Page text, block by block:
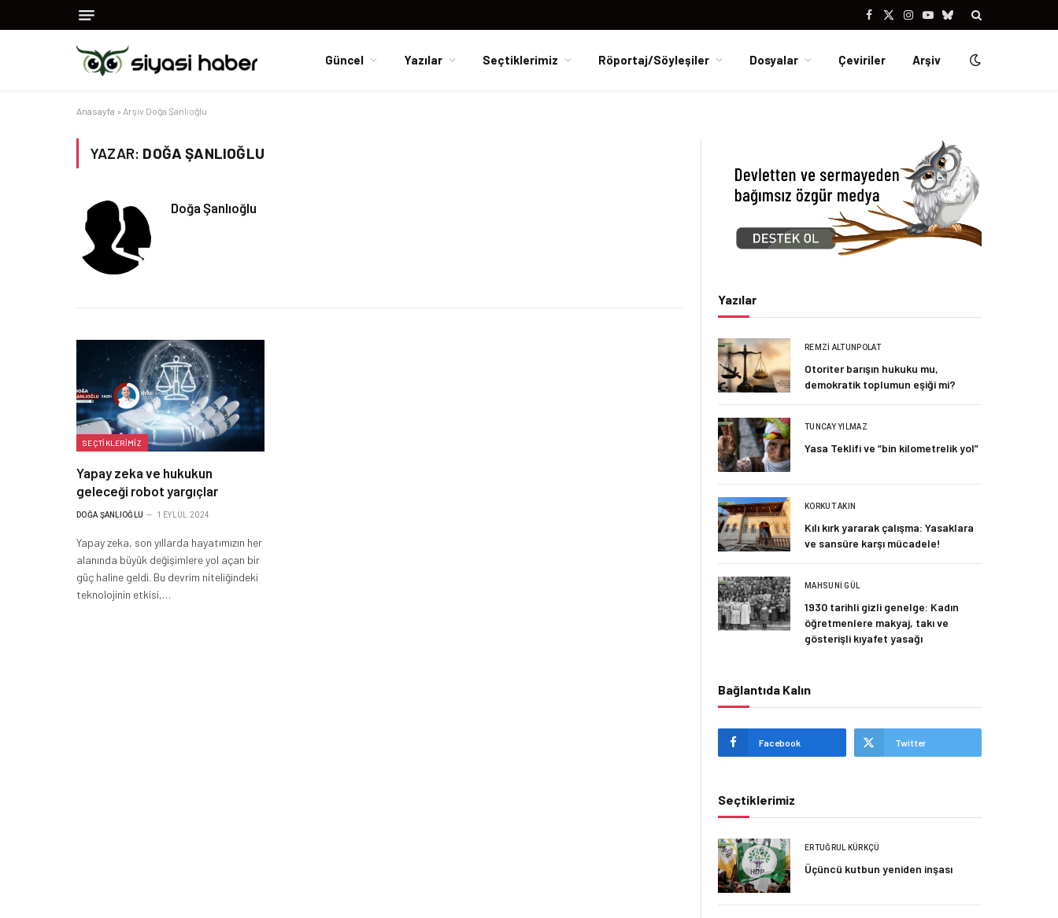
Facebook
X
Instagram
YouTubeBluesky
Güncel Yazılar Seçtiklerimiz Röportaj/Söyleşiler Dosyalar Çeviriler Arşiv
Anasayfa » Arşiv Doğa Şanlıoğlu
YAZAR: DOĞA ŞANLIOĞLU
Doğa Şanlıoğlu
SEÇTIKLERIMIZ
Yapay zeka ve hukukun
geleceği robot yargıçlar
DOĞA ŞANLIOĞLU 1 EYLÜL 2024
Yapay zeka, son yıllarda hayatımızın her
alanında büyük değişimlere yol açan bir
güç haline geldi. Bu devrim niteliğindeki
teknolojinin etkisi,…
Yazılar
REMZI ALTUNPOLAT
Otoriter barışın hukuku mu,
demokratik toplumun eşiği mi?
TUNCAY YILMAZ
Yasa Teklifi ve “bin kilometrelik yol”
KORKUT AKIN
Kılı kırk yararak çalışma: Yasaklara
ve sansüre karşı mücadele!
MAHSUNI GÜL
1930 tarihli gizli genelge: Kadın
öğretmenlere makyaj, takı ve
gösterişli kıyafet yasağı
Bağlantıda Kalın
Facebook Twitter
Seçtiklerimiz
ERTUĞRUL KÜRKÇÜ
Üçüncü kutbun yeniden inşası